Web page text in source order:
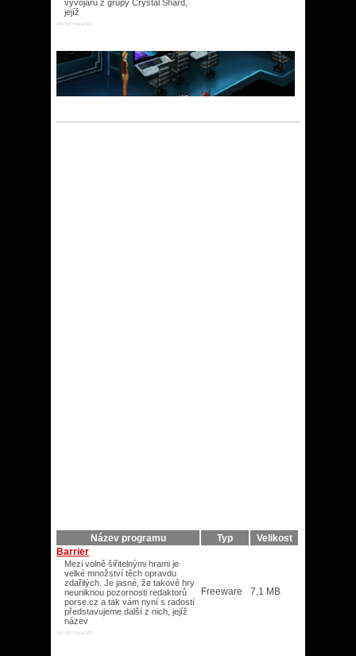
vývojářů z grupy Crystal Shard,
jejíž
ME/XP/Vista/XP/
Název programu Typ
Velikost
Barrier
Mezi volně šiřitelnými hrami je
velké množství těch opravdu
zdařilých. Je jasné, že takové hry
neuniknou pozornosti redaktorů
porse.cz a tak vám nyní s radostí
představujeme další z nich, jejíž
název
ME/XP/Vista/XP/
Freeware 7,1 MB